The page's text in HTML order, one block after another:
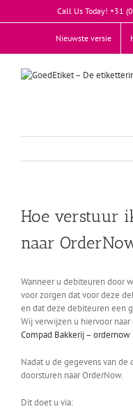
Call Us Today! +31
Nieuwste versie
Hoe verstuur
naar
Wanneer u debiteuren door
voor zorgen dat voor deze
en dat deze debiteuren een
Wij verwijzen u hiervoor
Compad Bakkerij – ordernow
Nadat u de gegevens van
doorsturen naar OrderNow.
Dit doet u via: